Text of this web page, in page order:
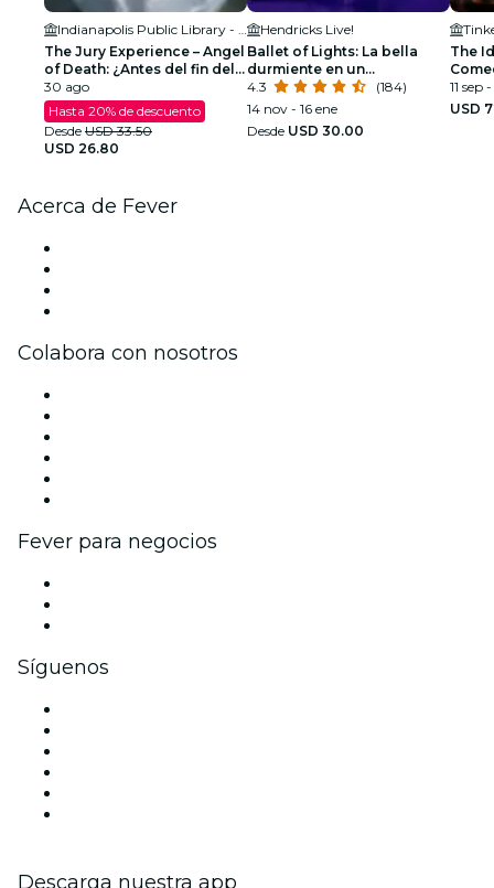
The Jury Experience – Angel
of Death: ¿Antes del fin del
día?
30 ago
Hasta 20% de descuento
Desde USD 33.50
USD 26.80
Hendricks Live!
Ballet of Lights: La bella
durmiente en un
espectáculo deslumbrante
4.3
(184)
14 nov - 16 ene
Desde USD 30.00
The
11 sep
USD
Acerca de Fever
Colabora con nosotros
Fever para negocios
Síguenos
Descarga nuestra app